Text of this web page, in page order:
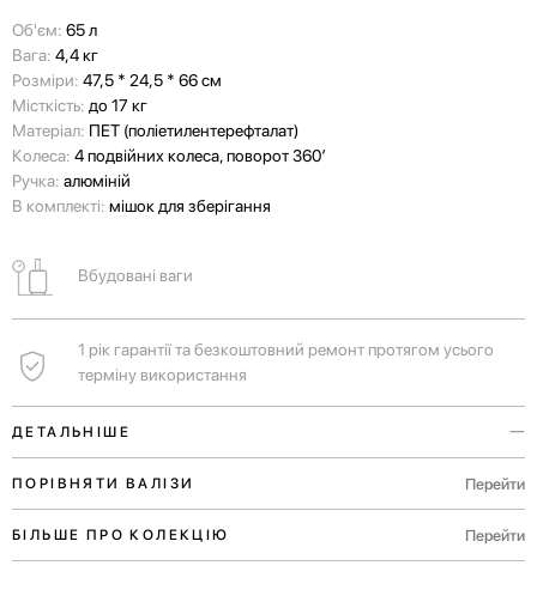
Об'єм: 65 л
Вага: 4,4 кг
Розміри: 47,5 * 24,5 * 66 см
Місткість: до 17 кг
Матеріал: ПЕТ (поліетилентерефталат)
Колеса: 4 подвійних колеса, поворот 360’
Ручка: алюміній
В комплекті: мішок для зберігання
Вбудовані ваги
1 рік гарантії та безкоштовний ремонт протягом усього
терміну використання
ДЕТАЛЬНІШЕ
Голографічний корпус цієї eco-friendly валізи виготовлений з
переробленого пластику, а саме — з 95 ПЕТ-пляшок.
ПОРІВНЯТИ ВАЛІЗИ Перейти
БІЛЬШЕ ПРО КОЛЕКЦІЮ Перейти